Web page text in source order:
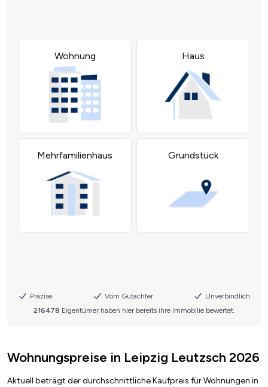
Wohnungspreise in Leipzig Leutzsch 2026
Aktuell beträgt der durchschnittliche Kaufpreis für Wohnungen in